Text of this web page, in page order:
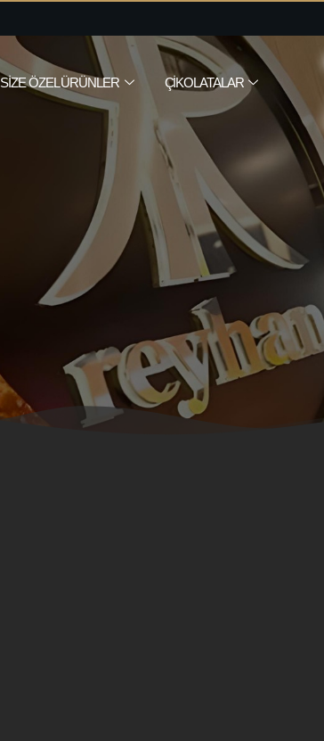
SIZE ÖZEL ÜRÜNLER ÇIKOLATALAR